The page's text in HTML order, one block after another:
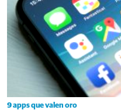
9 apps que valen oro